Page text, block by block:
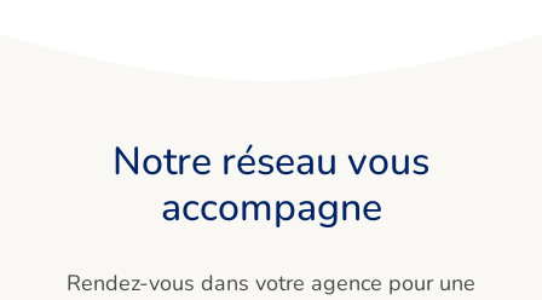
Notre réseau vous
accompagne
Rendez-vous dans votre agence pour une